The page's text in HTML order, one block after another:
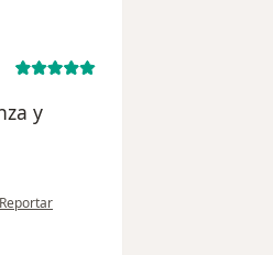
y
en opinión del usuario Jessica
Reportar